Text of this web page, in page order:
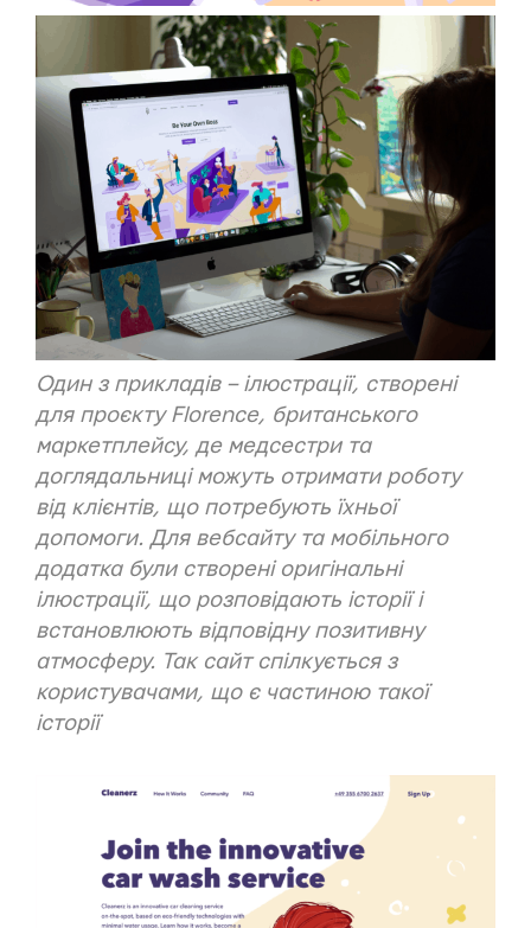
Один з прикладів – ілюстрації, створені
для проєкту Florence, британського
маркетплейсу, де медсестри та
доглядальниці можуть отримати роботу
від клієнтів, що потребують їхньої
допомоги. Для вебсайту та мобільного
додатка були створені оригінальні
ілюстрації, що розповідають історії і
встановлюють відповідну позитивну
атмосферу. Так сайт спілкується з
користувачами, що є частиною такої
історії